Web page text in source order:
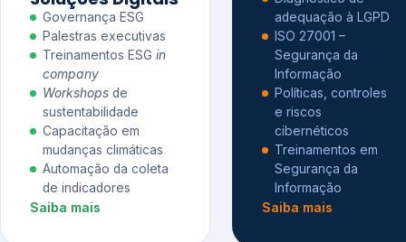
Governança ESG
Palestras executivas
Treinamentos ESG in
company
Workshops de
sustentabilidade
Capacitação em
mudanças climáticas
Automação da coleta
de indicadores
Saiba mais
adequação à LGPD
ISO 27001 –
Segurança da
Informação
Políticas, controles
e riscos
cibernéticos
Treinamentos em
Segurança da
Informação
Saiba mais